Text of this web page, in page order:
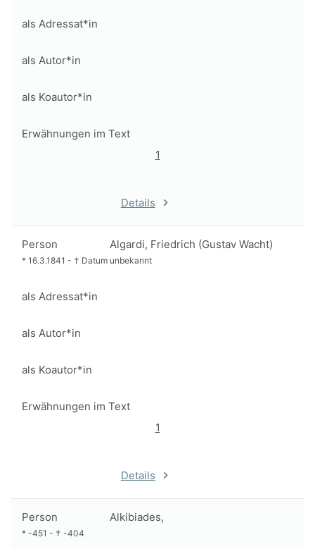
als Adressat*in
als Autor*in
als Koautor*in
Erwähnungen im Text
1
Details
Person Algardi, Friedrich (Gustav Wacht)
* 16.3.1841 - † Datum unbekannt
als Adressat*in
als Autor*in
als Koautor*in
Erwähnungen im Text
1
Details
Person Alkibiades,
* -451 - † -404